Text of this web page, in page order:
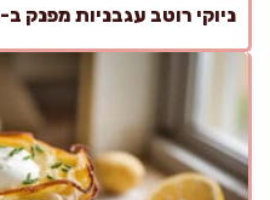
ניוקי רוטב עגבניות מפנק ב-25 דקות, בלי שמנת בכלל